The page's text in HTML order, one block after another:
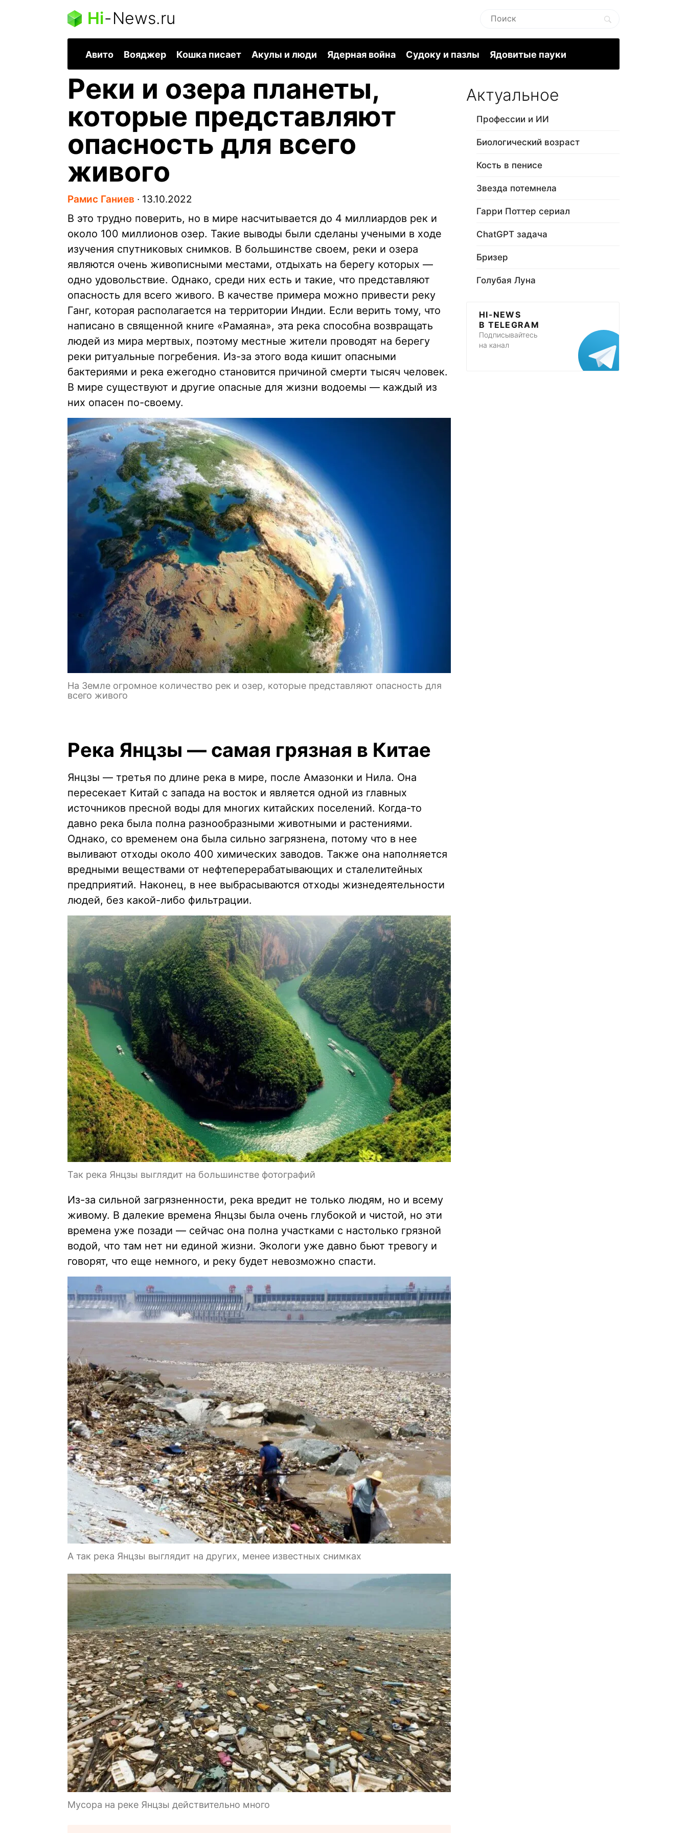
Hi-News.ru
Авито Вояджер Кошка писает Акулы и люди Ядерная война Судоку и пазлы Ядовитые пауки
Реки и озера планеты,
которые представляют
опасность для всего
живого
Рамис Ганиев ∙ 13.10.2022
В это трудно поверить, но в мире насчитывается до 4 миллиардов рек и
около 100 миллионов озер. Такие выводы были сделаны учеными в ходе
изучения спутниковых снимков. В большинстве своем, реки и озера
являются очень живописными местами, отдыхать на берегу которых —
одно удовольствие. Однако, среди них есть и такие, что представляют
опасность для всего живого. В качестве примера можно привести реку
Ганг, которая располагается на территории Индии. Если верить тому, что
написано в священной книге «Рамаяна», эта река способна возвращать
людей из мира мертвых, поэтому местные жители проводят на берегу
реки ритуальные погребения. Из-за этого вода кишит опасными
бактериями и река ежегодно становится причиной смерти тысяч человек.
В мире существуют и другие опасные для жизни водоемы — каждый из
них опасен по-своему.
На Земле огромное количество рек и озер, которые представляют опасность для
всего живого
Река Янцзы — самая грязная в Китае
Янцзы — третья по длине река в мире, после Амазонки и Нила. Она
пересекает Китай с запада на восток и является одной из главных
источников пресной воды для многих китайских поселений. Когда-то
давно река была полна разнообразными животными и растениями.
Однако, со временем она была сильно загрязнена, потому что в нее
выливают отходы около 400 химических заводов. Также она наполняется
вредными веществами от нефтеперерабатывающих и сталелитейных
предприятий. Наконец, в нее выбрасываются отходы жизнедеятельности
людей, без какой-либо фильтрации.
Так река Янцзы выглядит на большинстве фотографий
Из-за сильной загрязненности, река вредит не только людям, но и всему
живому. В далекие времена Янцзы была очень глубокой и чистой, но эти
времена уже позади — сейчас она полна участками с настолько грязной
водой, что там нет ни единой жизни. Экологи уже давно бьют тревогу и
говорят, что еще немного, и реку будет невозможно спасти.
А так река Янцзы выглядит на других, менее известных снимках
Мусора на реке Янцзы действительно много
Актуальное
Профессии и ИИ
Биологический возраст
Кость в пенисе
Звезда потемнела
Гарри Поттер сериал
ChatGPT задача
Бризер
Голубая Луна
HI-NEWS
В TELEGRAM
Подписывайтесь
на канал